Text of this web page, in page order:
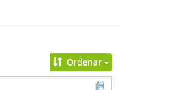
Ordenar